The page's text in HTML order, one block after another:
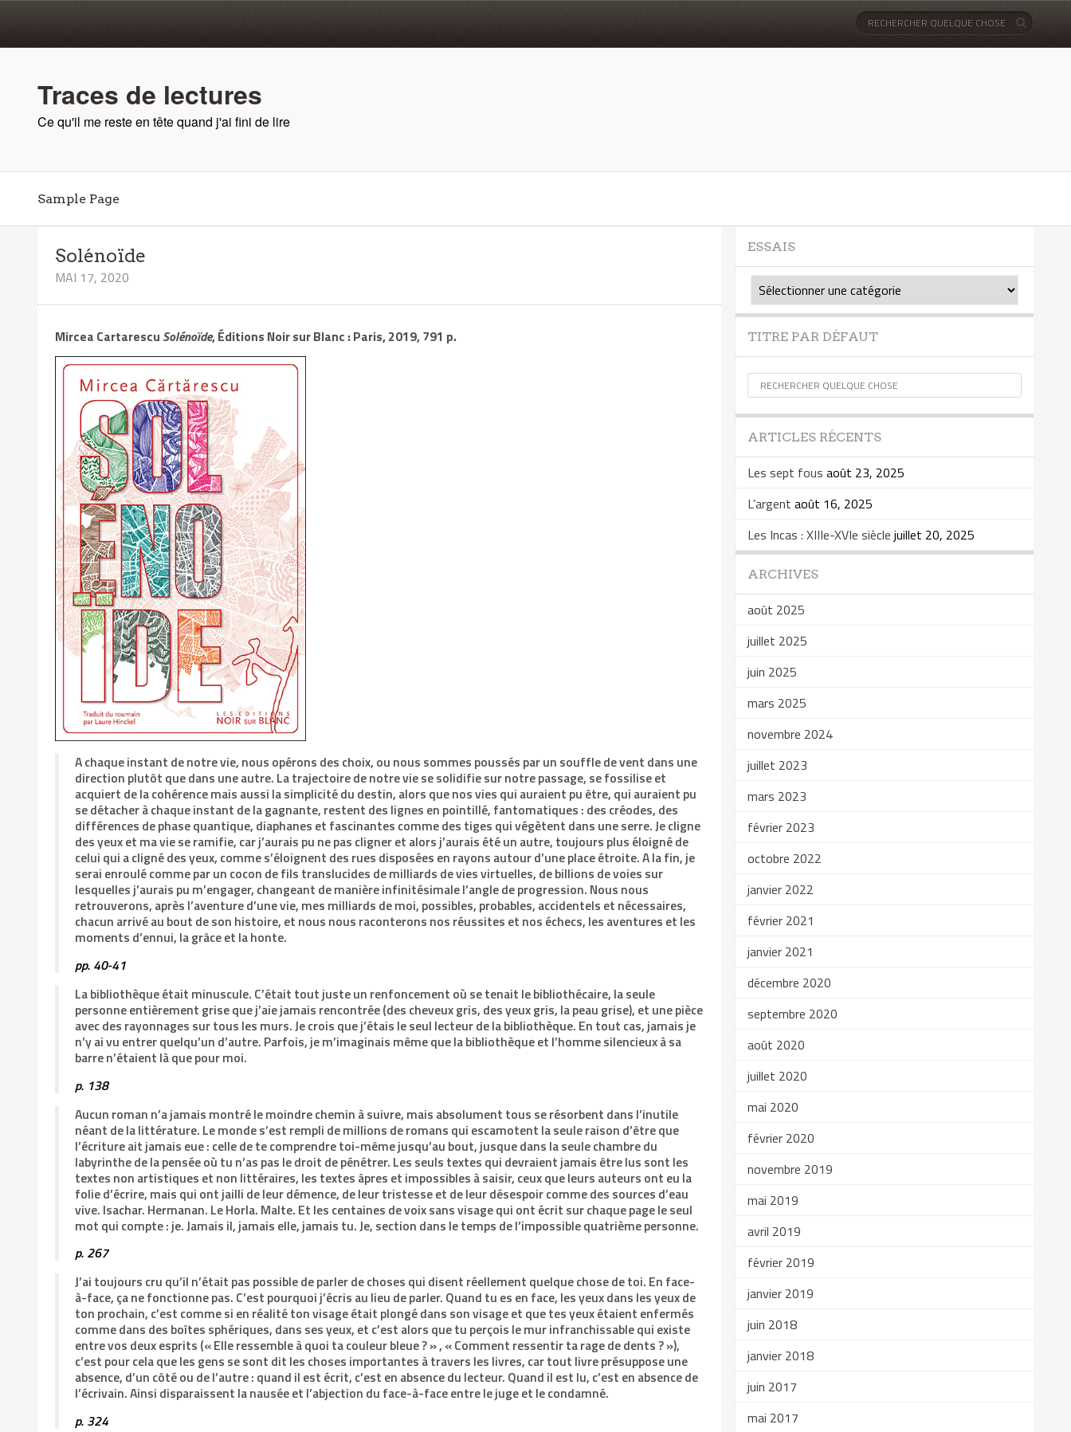
Traces de lectures
Ce qu'il me reste en tête quand j'ai fini de lire
Sample Page
Solénoïde
MAI 17, 2020
Mircea Cartarescu Solénoïde, Éditions Noir sur Blanc : Paris, 2019, 791 p.
A chaque instant de notre vie, nous opérons des choix, ou nous sommes poussés par un souffle de vent dans une
direction plutôt que dans une autre. La trajectoire de notre vie se solidifie sur notre passage, se fossilise et
acquiert de la cohérence mais aussi la simplicité du destin, alors que nos vies qui auraient pu être, qui auraient pu
se détacher à chaque instant de la gagnante, restent des lignes en pointillé, fantomatiques : des créodes, des
différences de phase quantique, diaphanes et fascinantes comme des tiges qui végètent dans une serre. Je cligne
des yeux et ma vie se ramifie, car j’aurais pu ne pas cligner et alors j’aurais été un autre, toujours plus éloigné de
celui qui a cligné des yeux, comme s’éloignent des rues disposées en rayons autour d’une place étroite. A la fin, je
serai enroulé comme par un cocon de fils translucides de milliards de vies virtuelles, de billions de voies sur
lesquelles j’aurais pu m’engager, changeant de manière infinitésimale l’angle de progression. Nous nous
retrouverons, après l’aventure d’une vie, mes milliards de moi, possibles, probables, accidentels et nécessaires,
chacun arrivé au bout de son histoire, et nous nous raconterons nos réussites et nos échecs, les aventures et les
moments d’ennui, la grâce et la honte.
pp. 40-41
La bibliothèque était minuscule. C’était tout juste un renfoncement où se tenait le bibliothécaire, la seule
personne entièrement grise que j’aie jamais rencontrée (des cheveux gris, des yeux gris, la peau grise), et une pièce
avec des rayonnages sur tous les murs. Je crois que j’étais le seul lecteur de la bibliothèque. En tout cas, jamais je
n’y ai vu entrer quelqu’un d’autre. Parfois, je m’imaginais même que la bibliothèque et l’homme silencieux à sa
barre n’étaient là que pour moi.
p. 138
Aucun roman n’a jamais montré le moindre chemin à suivre, mais absolument tous se résorbent dans l’inutile
néant de la littérature. Le monde s’est rempli de millions de romans qui escamotent la seule raison d’être que
l’écriture ait jamais eue : celle de te comprendre toi-même jusqu’au bout, jusque dans la seule chambre du
labyrinthe de la pensée où tu n’as pas le droit de pénétrer. Les seuls textes qui devraient jamais être lus sont les
textes non artistiques et non littéraires, les textes âpres et impossibles à saisir, ceux que leurs auteurs ont eu la
folie d’écrire, mais qui ont jailli de leur démence, de leur tristesse et de leur désespoir comme des sources d’eau
vive. Isachar. Hermanan. Le Horla. Malte. Et les centaines de voix sans visage qui ont écrit sur chaque page le seul
mot qui compte : je. Jamais il, jamais elle, jamais tu. Je, section dans le temps de l’impossible quatrième personne.
p. 267
J’ai toujours cru qu’il n’était pas possible de parler de choses qui disent réellement quelque chose de toi. En face-
à-face, ça ne fonctionne pas. C’est pourquoi j’écris au lieu de parler. Quand tu es en face, les yeux dans les yeux de
ton prochain, c’est comme si en réalité ton visage était plongé dans son visage et que tes yeux étaient enfermés
comme dans des boîtes sphériques, dans ses yeux, et c’est alors que tu perçois le mur infranchissable qui existe
entre vos deux esprits (« Elle ressemble à quoi ta couleur bleue ? » , « Comment ressentir ta rage de dents ? »),
c’est pour cela que les gens se sont dit les choses importantes à travers les livres, car tout livre présuppose une
absence, d’un côté ou de l’autre : quand il est écrit, c’est en absence du lecteur. Quand il est lu, c’est en absence de
l’écrivain. Ainsi disparaissent la nausée et l’abjection du face-à-face entre le juge et le condamné.
p. 324
ESSAIS
Essais
TITRE PAR DÉFAUT
ARTICLES RÉCENTS
Les sept fous août 23, 2025
L’argent août 16, 2025
Les Incas : XIIIe-XVIe siècle juillet 20, 2025
ARCHIVES
août 2025
juillet 2025
juin 2025
mars 2025
novembre 2024
juillet 2023
mars 2023
février 2023
octobre 2022
janvier 2022
février 2021
janvier 2021
décembre 2020
septembre 2020
août 2020
juillet 2020
mai 2020
février 2020
novembre 2019
mai 2019
avril 2019
février 2019
janvier 2019
juin 2018
janvier 2018
juin 2017
mai 2017